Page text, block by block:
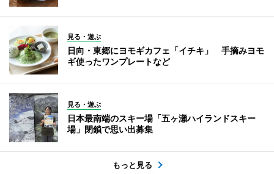
見る・遊ぶ
日向・東郷にヨモギカフェ「イチキ」 手摘みヨモ
ギ使ったワンプレートなど
見る・遊ぶ
日本最南端のスキー場「五ヶ瀬ハイランドスキー
場」閉鎖で思い出募集
もっと見る